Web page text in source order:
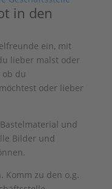
in den
ein, mit
lieber malst oder
du
oder lieber
Bastelmaterial und
Bilder und
zu den o.g.